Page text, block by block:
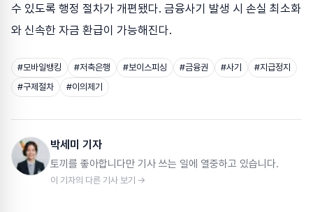
수 있도록 행정 절차가 개편됐다. 금융사기 발생 시 손실 최소화
와 신속한 자금 환급이 가능해진다.
#모바일뱅킹 #저축은행 #보이스피싱 #금융권 #사기 #지급정지
#구제절차 #이의제기
박세미 기자
토끼를 좋아합니다만 기사 쓰는 일에 열중하고 있습니다.
이 기자의 다른 기사 보기 →